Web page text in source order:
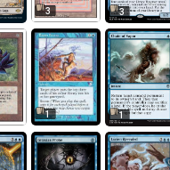
3 3
1 1